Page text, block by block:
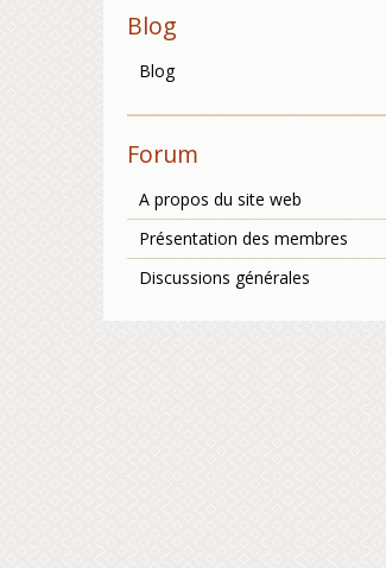
Blog
Blog
Forum
A propos du site web
Présentation des membres
Discussions générales